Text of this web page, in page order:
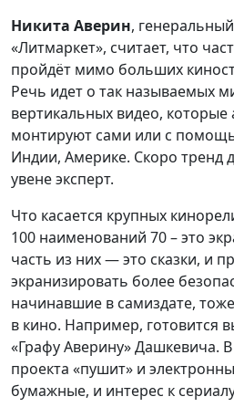
Никита Аверин,
«Литмаркет», считает, что
пройдёт мимо больших
Речь идет о так называемых
вертикальных видео,
монтируют сами или с
Индии, Америке. Скоро тренд
увене эксперт.
Что касается крупных
100 наименований 70 – это
часть из них — это сказки, и
экранизировать более
начинавшие в самиздате,
в кино. Например, готовится
«Графу Аверину» Дашкевича.
проекта «пушит» и
бумажные, и интерес к